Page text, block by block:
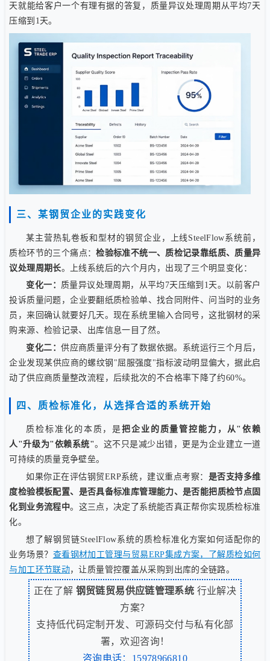
天就能给客户一个有理有据的答复，质量异议处理周期从平均7天
压缩到1天。
三、某钢贸企业的实践变化
某主营热轧卷板和型材的钢贸企业，上线SteelFlow系统前，
质检环节的三个痛点：检验标准不统一、质检记录靠纸质、质量异
议处理周期长。上线系统后的六个月内，出现了三个明显变化：
变化一： 质量异议处理周期，从平均7天压缩到1天。以前客户
投诉质量问题，企业要翻纸质检验单、找合同附件、问当时的业务
员，来回确认就要好几天。现在系统里输入合同号，这批钢材的采
购来源、检验记录、出库信息一目了然。
变化二：供应商质量评分有了数据依据。系统运行三个月后，
企业发现某供应商的螺纹钢"屈服强度"指标波动明显偏大，据此启
动了供应商质量整改流程，后续批次的不合格率下降了约60%。
四、质检标准化，从选择合适的系统开始
质检标准化的本质，是把企业的质量管控能力，从"依赖
人"升级为"依赖系统"。这不只是减少出错，更是为企业建立一道
可持续的质量竞争壁垒。
如果你正在评估钢贸ERP系统，建议重点考察： 是否支持多维
度检验模板配置、是否具备标准库管理能力、是否能把质检节点固
化到业务流程中。这三点，决定了系统能否真正帮你实现质检标准
化。
想了解钢贸链SteelFlow系统的质检标准化方案如何适配你的
业务场景？ 查看钢材加工管理与贸易ERP集成方案，了解质检如何
与加工环节联动，让质量管控覆盖从采购到出库的全链路。
正在了解 钢贸链贸易供应链管理系统 行业解决
方案？
支持低代码定制开发、可源码交付与私有化部
署，欢迎咨询！
咨询电话：15978966810